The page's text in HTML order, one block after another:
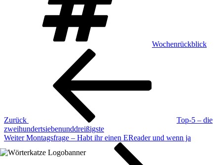
Wochenrückblick
Beitragsnavigation
Zurück
Top-5 – die
zweihundertsiebenunddreißigste
Nächster
Weiter Montagsfrage – Habt ihr einen EReader und wenn ja